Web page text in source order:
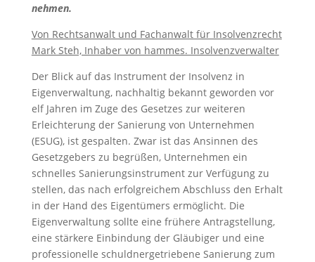
nehmen.
Von Rechtsanwalt und Fachanwalt für Insolvenzrecht
Mark Steh, Inhaber von hammes. Insolvenzverwalter
Der Blick auf das Instrument der Insolvenz in
Eigenverwaltung, nachhaltig bekannt geworden vor
elf Jahren im Zuge des Gesetzes zur weiteren
Erleichterung der Sanierung von Unternehmen
(ESUG), ist gespalten. Zwar ist das Ansinnen des
Gesetzgebers zu begrüßen, Unternehmen ein
schnelles Sanierungsinstrument zur Verfügung zu
stellen, das nach erfolgreichem Abschluss den Erhalt
in der Hand des Eigentümers ermöglicht. Die
Eigenverwaltung sollte eine frühere Antragstellung,
eine stärkere Einbindung der Gläubiger und eine
professionelle schuldnergetriebene Sanierung zum